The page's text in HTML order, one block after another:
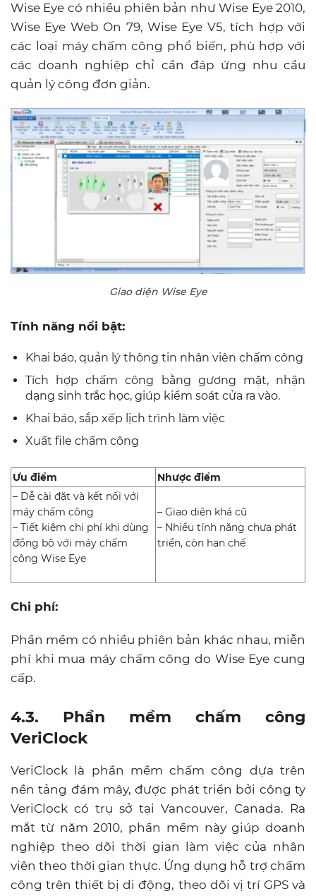
Wise Eye có nhiều phiên bản như Wise Eye 2010,
Wise Eye Web On 79, Wise Eye V5, tích hợp với
các loại máy chấm công phổ biến, phù hợp với
các doanh nghiệp chỉ cần đáp ứng nhu cầu
quản lý công đơn giản.
Giao diện Wise Eye
Tính năng nổi bật:
Khai báo, quản lý thông tin nhân viên chấm công
Tích hợp chấm công bằng gương mặt, nhận
dạng sinh trắc học, giúp kiểm soát cửa ra vào.
Khai báo, sắp xếp lịch trình làm việc
Xuất file chấm công
Ưu điểm
Nhược điểm
– Dễ cài đặt và kết nối với
máy chấm công
– Tiết kiệm chi phí khi dùng
đồng bộ với máy chấm
công Wise Eye
– Giao diện khá cũ
– Nhiều tính năng chưa phát
triển, còn hạn chế
Chi phí:
Phần mềm có nhiều phiên bản khác nhau, miễn
phí khi mua máy chấm công do Wise Eye cung
cấp.
4.3. Phần mềm chấm công
VeriClock
VeriClock là phần mềm chấm công dựa trên
nền tảng đám mây, được phát triển bởi công ty
VeriClock có trụ sở tại Vancouver, Canada. Ra
mắt từ năm 2010, phần mềm này giúp doanh
nghiệp theo dõi thời gian làm việc của nhân
viên theo thời gian thực. Ứng dụng hỗ trợ chấm
công trên thiết bị di động, theo dõi vị trí GPS và